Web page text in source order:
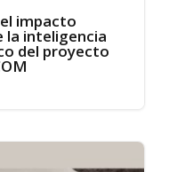
impacto
la inteligencia
del proyecto